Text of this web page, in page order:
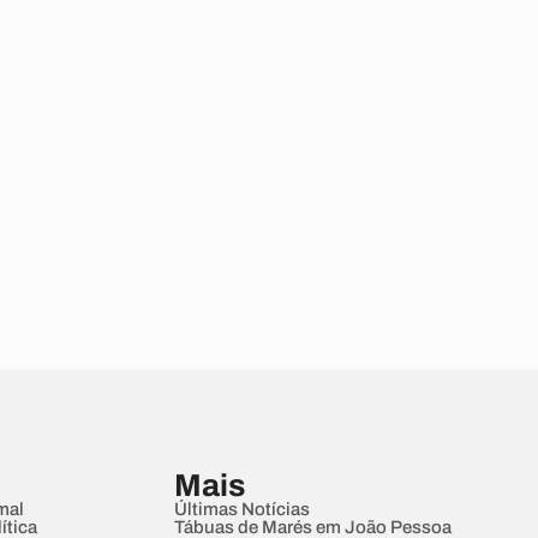
Mais
Últimas Notícias
Tábuas de Marés em João Pessoa